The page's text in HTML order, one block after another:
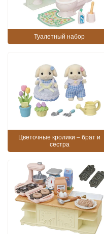
Туалетный набор
Цветочные кролики – брат и
сестра